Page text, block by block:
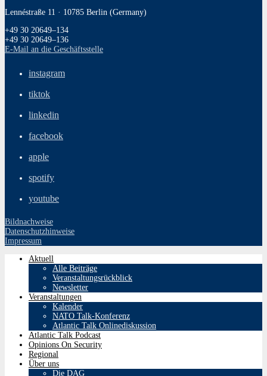
Lennéstraße 11 · 10785 Berlin (Germany)
+49 30 20649–134
+49 30 20649–136
E‑Mail an die Geschäftsstelle
instagram
tiktok
linkedin
facebook
apple
spotify
youtube
Bildnachweise
Datenschutzhinweise
Impressum
Aktuell
Alle Beiträge
Veranstaltungsrückblick
Newsletter
Veranstaltungen
Kalender
NATO Talk-Konferenz
Atlantic Talk Onlinediskussion
Atlantic Talk Podcast
Opinions On Security
Regional
Über uns
Die DAG